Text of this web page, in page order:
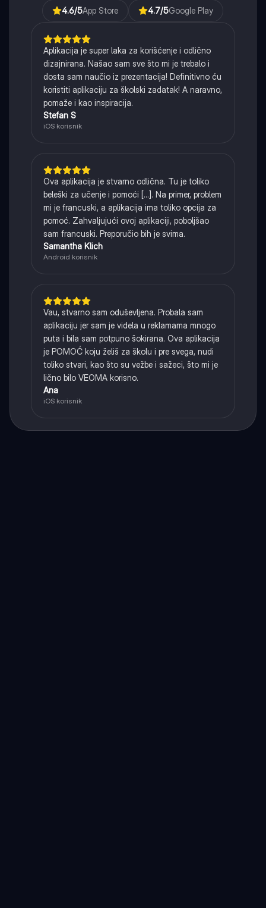
4.6/5App Store 4.7/5Google Play
Aplikacija je super laka za korišćenje i odlično
dizajnirana. Našao sam sve što mi je trebalo i
dosta sam naučio iz prezentacija! Definitivno ću
koristiti aplikaciju za školski zadatak! A naravno,
pomaže i kao inspiracija.
Stefan S
iOS korisnik
Ova aplikacija je stvarno odlična. Tu je toliko
beleški za učenje i pomoći [...]. Na primer, problem
mi je francuski, a aplikacija ima toliko opcija za
pomoć. Zahvaljujući ovoj aplikaciji, poboljšao
sam francuski. Preporučio bih je svima.
Samantha Klich
Android korisnik
Vau, stvarno sam oduševljena. Probala sam
aplikaciju jer sam je videla u reklamama mnogo
puta i bila sam potpuno šokirana. Ova aplikacija
je POMOĆ koju želiš za školu i pre svega, nudi
toliko stvari, kao što su vežbe i sažeci, što mi je
lično bilo VEOMA korisno.
Ana
iOS korisnik